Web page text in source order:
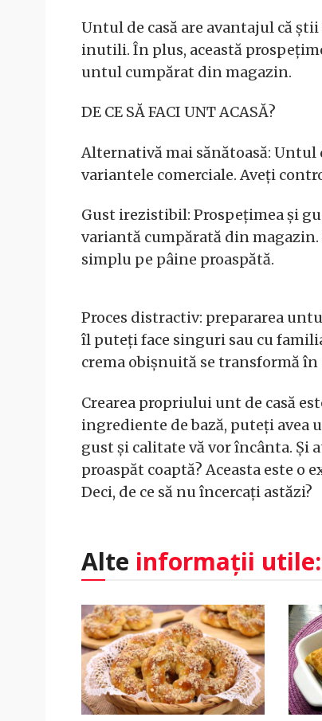
Untul de casă are avantajul că
inutili. În plus, această
untul cumpărat din magazin.
DE CE SĂ FACI UNT ACASĂ?
Alternativă mai sănătoasă: Untul
variantele comerciale. Aveți
Gust irezistibil: Prospețimea și
variantă cumpărată din
simplu pe pâine proaspătă.
Proces distractiv: prepararea
îl puteți face singuri sau cu
crema obișnuită se transformă în
Crearea propriului unt de casă
ingrediente de bază, puteți avea
gust și calitate vă vor încânta. Și
proaspăt coaptă? Aceasta este o
Deci, de ce să nu încercați astăzi?
Alte informații utile: